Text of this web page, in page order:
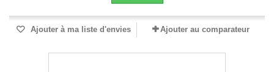
Ajouter à ma liste d'envies Ajouter au comparateur